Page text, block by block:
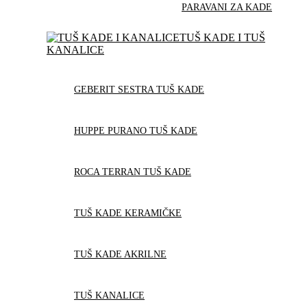
PARAVANI ZA KADE
TUŠ KADE I TUŠ
KANALICE
GEBERIT SESTRA TUŠ KADE
HUPPE PURANO TUŠ KADE
ROCA TERRAN TUŠ KADE
TUŠ KADE KERAMIČKE
TUŠ KADE AKRILNE
TUŠ KANALICE